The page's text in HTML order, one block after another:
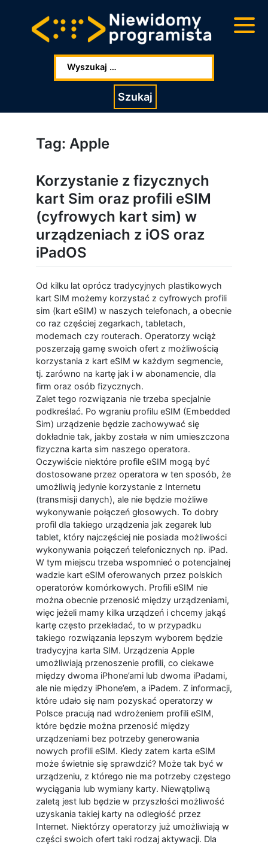
do
głowej
zawartości
do
stopki
Szukaj
Tag: Apple
Korzystanie z fizycznych
kart Sim oraz profili eSIM
(cyfrowych kart sim) w
urządzeniach z iOS oraz
iPadOS
Od kilku lat oprócz tradycyjnych plastikowych
kart SIM możemy korzystać z cyfrowych profili
sim (kart eSIM) w naszych telefonach, a obecnie
co raz częściej zegarkach, tabletach,
modemach czy routerach. Operatorzy wciąż
poszerzają gamę swoich ofert z możliwością
korzystania z kart eSIM w każdym segmencie,
tj. zarówno na kartę jak i w abonamencie, dla
firm oraz osób fizycznych.
Zalet tego rozwiązania nie trzeba specjalnie
podkreślać. Po wgraniu profilu eSIM (Embedded
Sim) urządzenie będzie zachowywać się
dokładnie tak, jakby została w nim umieszczona
fizyczna karta sim naszego operatora.
Oczywiście niektóre profile eSIM mogą być
dostosowane przez operatora w ten sposób, że
umożliwią jedynie korzystanie z Internetu
(transmisji danych), ale nie będzie możliwe
wykonywanie połączeń głosowych. To dobry
profil dla takiego urządzenia jak zegarek lub
tablet, który najczęściej nie posiada możliwości
wykonywania połączeń telefonicznych np. iPad.
W tym miejscu trzeba wspomnieć o potencjalnej
wadzie kart eSIM oferowanych przez polskich
operatorów komórkowych. Profili eSIM nie
można obecnie przenosić między urządzeniami,
więc jeżeli mamy kilka urządzeń i chcemy jakąś
kartę często przekładać, to w przypadku
takiego rozwiązania lepszym wyborem będzie
tradycyjna karta SIM. Urządzenia Apple
umożliwiają przenoszenie profili, co ciekawe
między dwoma iPhone’ami lub dwoma iPadami,
ale nie między iPhone’em, a iPadem. Z informacji,
które udało się nam pozyskać operatorzy w
Polsce pracują nad wdrożeniem profili eSIM,
które będzie można przenosić między
urządzeniami bez potrzeby generowania
nowych profili eSIM. Kiedy zatem karta eSIM
może świetnie się sprawdzić? Może tak być w
urządzeniu, z którego nie ma potrzeby częstego
wyciągania lub wymiany karty. Niewątpliwą
zaletą jest lub będzie w przyszłości możliwość
uzyskania takiej karty na odległość przez
Internet. Niektórzy operatorzy już umożliwiają w
części swoich ofert taki rodzaj aktywacji. Dla